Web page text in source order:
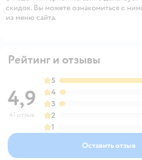
скидок. Вы можете ознакомиться с
из меню сайта.
Рейтинг и отзывы
4,9
41 отзыв
5
4
3
2
1
Оставить отзыв